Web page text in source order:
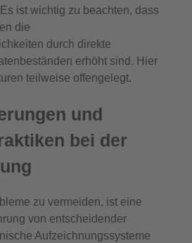
ist wichtig zu beachten, dass
die
durch direkte
erhöht sind. Hier
teilweise offengelegt.
und
bei der
zu vermeiden, ist eine
von entscheidender
Aufzeichnungssysteme